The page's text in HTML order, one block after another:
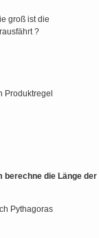
groß ist die
?
berechne die Länge der
Pythagoras